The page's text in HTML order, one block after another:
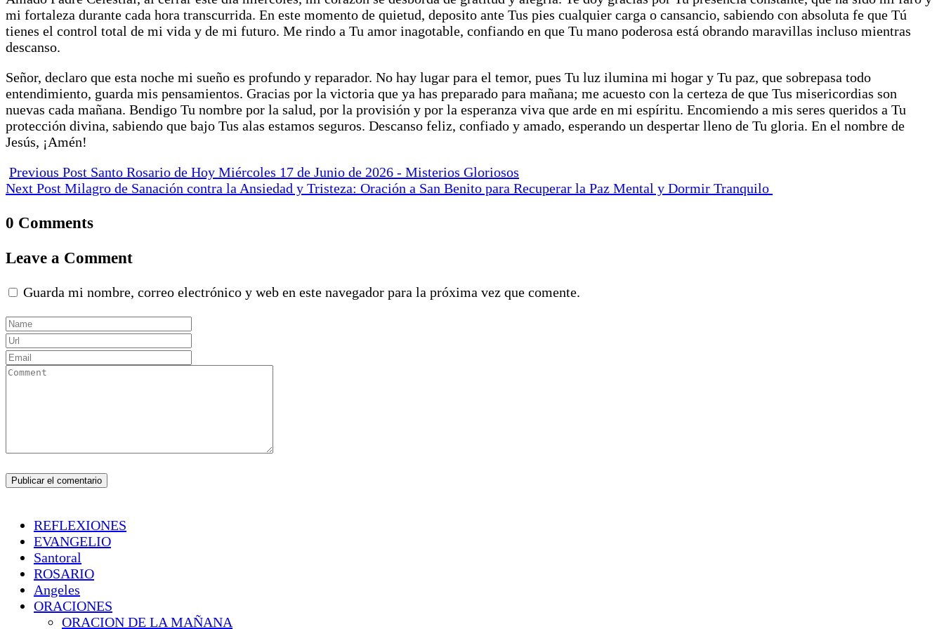
mi fortaleza durante cada hora transcurrida. En este momento de quietud, deposito ante Tus pies cualquier carga o cansancio, sabiendo con absoluta fe que Tú
tienes el control total de mi vida y de mi futuro. Me rindo a Tu amor inagotable, confiando en que Tu mano poderosa está obrando maravillas incluso mientras
descanso.
Señor, declaro que esta noche mi sueño es profundo y reparador. No hay lugar para el temor, pues Tu luz ilumina mi hogar y Tu paz, que sobrepasa todo
entendimiento, guarda mis pensamientos. Gracias por la victoria que ya has preparado para mañana; me acuesto con la certeza de que Tus misericordias son
nuevas cada mañana. Bendigo Tu nombre por la salud, por la provisión y por la esperanza viva que arde en mi espíritu. Encomiendo a mis seres queridos a Tu
protección divina, sabiendo que bajo Tus alas estamos seguros. Descanso feliz, confiado y amado, esperando un despertar lleno de Tu gloria. En el nombre de
Jesús, ¡Amén!
Previous Post Santo Rosario de Hoy Miércoles 17 de Junio de 2026 - Misterios Gloriosos
Next Post Milagro de Sanación contra la Ansiedad y Tristeza: Oración a San Benito para Recuperar la Paz Mental y Dormir Tranquilo
0 Comments
Leave a Comment
Guarda mi nombre, correo electrónico y web en este navegador para la próxima vez que comente.
REFLEXIONES
EVANGELIO
Santoral
ROSARIO
Angeles
ORACIONES
ORACION DE LA MAÑANA